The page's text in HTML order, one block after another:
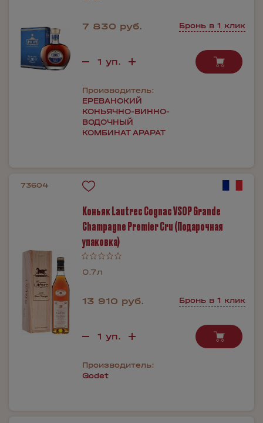
7 830 руб. Бронь в 1 клик
Производитель:
ЕРЕВАНСКИЙ
КОНЬЯЧНО-ВИННО-
ВОДОЧНЫЙ
КОМБИНАТ АРАРАТ
73604
Коньяк Lautrec Cognac VSOP Grande
Champagne Premier Cru (Подарочная
упаковка)
0.7л
13 910 руб. Бронь в 1 клик
Производитель:
Godet